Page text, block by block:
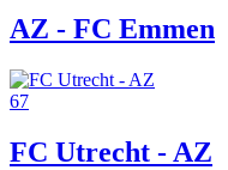
AZ - FC Emmen
67
FC Utrecht - AZ